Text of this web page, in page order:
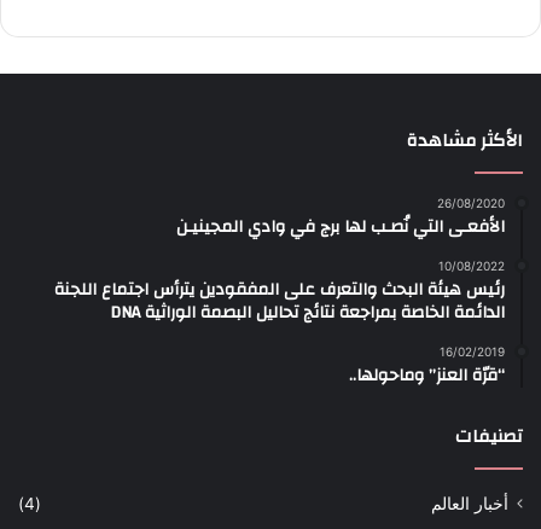
الأكثر مشاهدة
26/08/2020
الأفعـى التي نُصـب لها برج في وادي المجينيـن
10/08/2022
رئيس هيئة البحث والتعرف على المفقودين يترأس اجتماع اللجنة
الدائمة الخاصة بمراجعة نتائج تحاليل البصمة الوراثية DNA
16/02/2019
“قرّة العنز” وماحولها..
تصنيفات
أخبار العالم
(4)